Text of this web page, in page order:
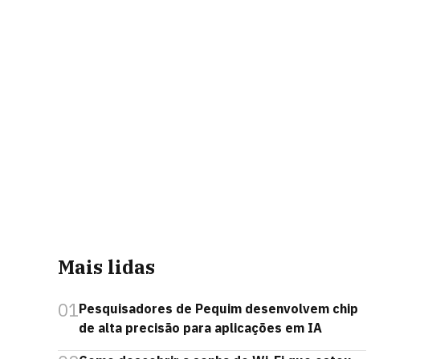
Mais lidas
01Pesquisadores de Pequim desenvolvem chip
de alta precisão para aplicações em IA